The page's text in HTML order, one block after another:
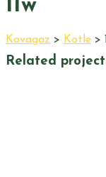
11w
Kovagaz > Kotle >
Related